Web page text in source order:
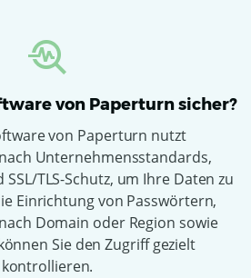
von Paperturn sicher?
von Paperturn nutzt
Unternehmensstandards,
TLS-Schutz, um Ihre Daten zu
Einrichtung von Passwörtern,
Domain oder Region sowie
Sie den Zugriff gezielt
kontrollieren.